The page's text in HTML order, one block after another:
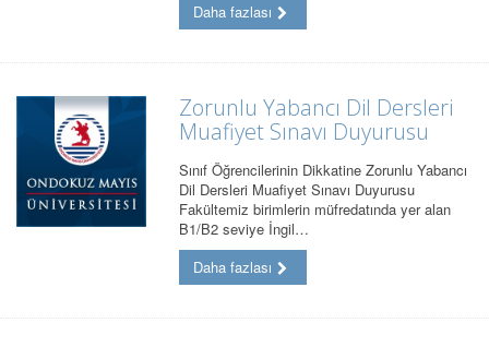
Daha fazlası
Zorunlu Yabancı Dil Dersleri
Muafiyet Sınavı Duyurusu
Sınıf Öğrencilerinin Dikkatine Zorunlu Yabancı
Dil Dersleri Muafiyet Sınavı Duyurusu
Fakültemiz birimlerin müfredatında yer alan
B1/B2 seviye İngil…
Daha fazlası